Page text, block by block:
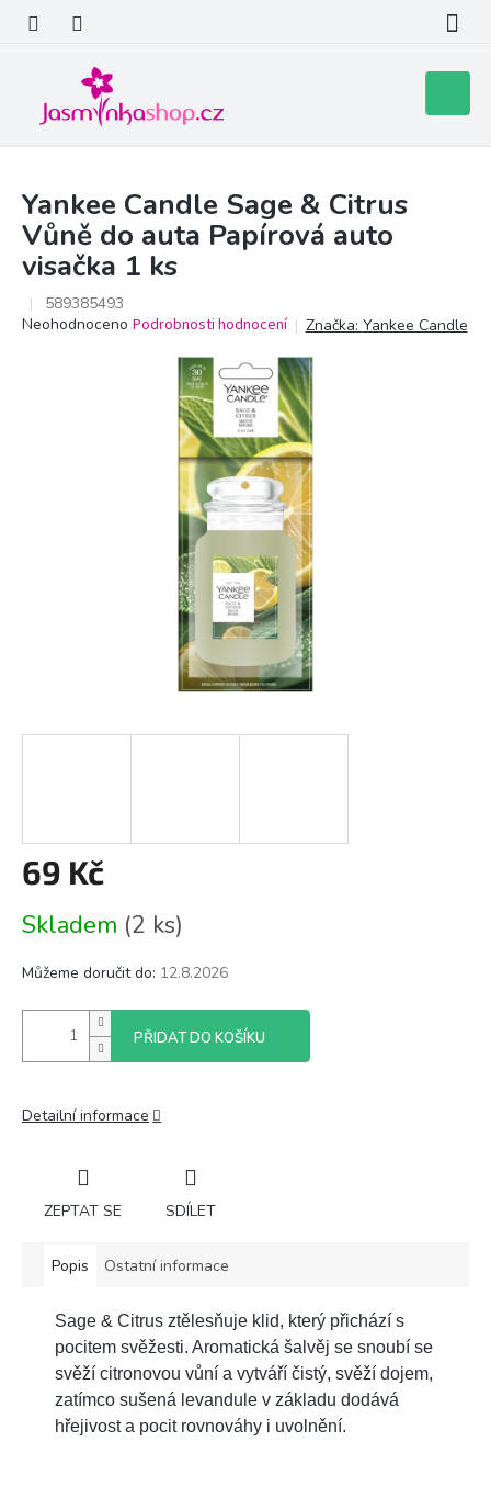
obsah
košík
Yankee Candle Sage & Citrus
Vůně do auta Papírová auto
visačka 1 ks
589385493
Průměrné
Neohodnoceno Podrobnosti hodnocení Značka: Yankee Candle
69 Kč
cena:
Skladem (2 ks)
Můžeme doručit do: 12.8.2026
PŘIDAT DO KOŠÍKU
Detailní informace
ZEPTAT SE SDÍLET
Popis Ostatní informace
Sage & Citrus ztělesňuje klid, který přichází s
pocitem svěžesti. Aromatická šalvěj se snoubí se
svěží citronovou vůní a vytváří čistý, svěží dojem,
zatímco sušená levandule v základu dodává
hřejivost a pocit rovnováhy i uvolnění.